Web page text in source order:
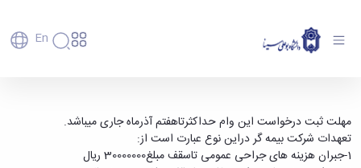
En
تاریخچه
و
معرفی
پذیرش
کارشناسی
تحصیلات
تکمیلی
پژوهش
فناوری و
کارآفرینی
دفتر
دانشکده‌ها
پردیس
اصلی
رفاهی
رفاهی
اعضای
دانشگاه بوعلی سینا همدان
مهلت ثبت درخواست این وام حداکثرتاهفتم آذرماه جاری میباشد.
تعهدات شرکت بیمه گر دراین نوع عبارت است از:
1-جبران هزینه های جراحی عمومی تاسقف مبلغ30000000 ریال